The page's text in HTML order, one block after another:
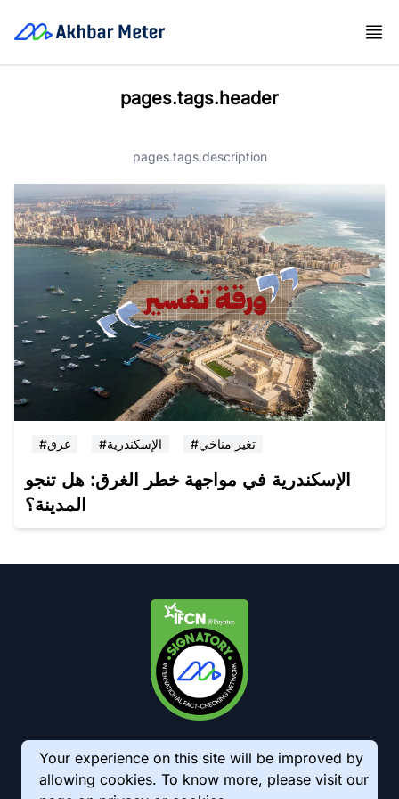
pages.tags.header
pages.tags.description
#غرق #الإسكندرية #تغير مناخي
الإسكندرية في مواجهة خطر الغرق: هل تنجو
المدينة؟
Your experience on this site will be improved by
allowing cookies. To know more, please visit our